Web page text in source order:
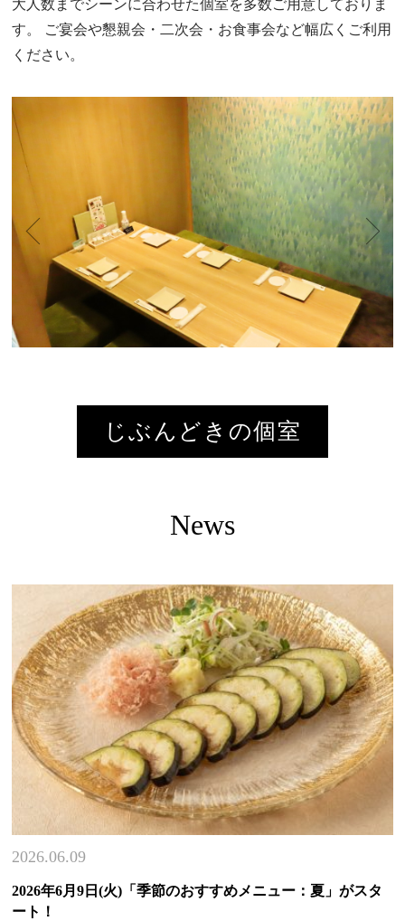
大人数までシーンに合わせた個室を多数ご用意しておりま
す。
ご宴会や懇親会・二次会・お食事会など幅広くご利用
ください。
じぶんどきの個室
News
2026.06.09
2026年6月9日(火)「季節のおすすめメニュー：夏」がスタ
ート！